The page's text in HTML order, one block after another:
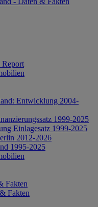
Report
Entwicklung 2004-
1999-2025
Einlagesatz 1999-2025
2012-2026
1995-2025
Fakten
Fakten